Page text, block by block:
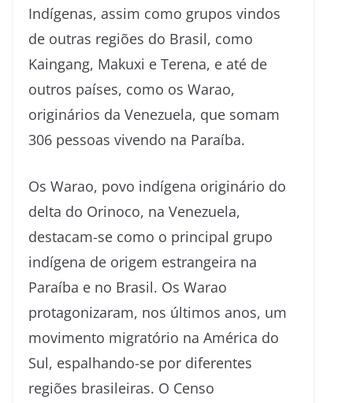
Indígenas, assim como grupos vindos
de outras regiões do Brasil, como
Kaingang, Makuxi e Terena, e até de
outros países, como os Warao,
originários da Venezuela, que somam
306 pessoas vivendo na Paraíba.
Os Warao, povo indígena originário do
delta do Orinoco, na Venezuela,
destacam-se como o principal grupo
indígena de origem estrangeira na
Paraíba e no Brasil. Os Warao
protagonizaram, nos últimos anos, um
movimento migratório na América do
Sul, espalhando-se por diferentes
regiões brasileiras. O Censo